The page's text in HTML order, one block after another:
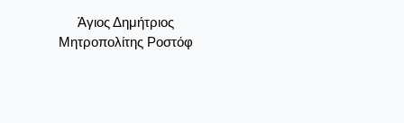
Άγιος Δημήτριος
Μητροπολίτης Ροστόφ